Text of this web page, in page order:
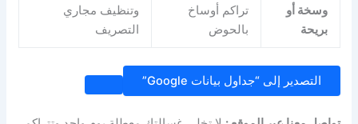
وسخة أو
بريحة
تراكم أوساخ
بالحوض
وتنظيف مجاري
التصريف
التصدير إلى “جداول بيانات Google”